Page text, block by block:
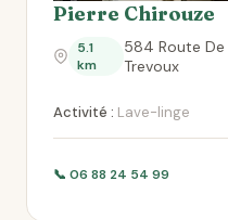
Pierre Chirouze
5.1
km
584 Route
Trevoux
Activité : Lave-linge
📞 06 88 24 54 99